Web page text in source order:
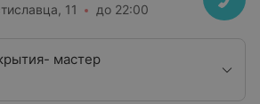
11 до 22:00
мастер